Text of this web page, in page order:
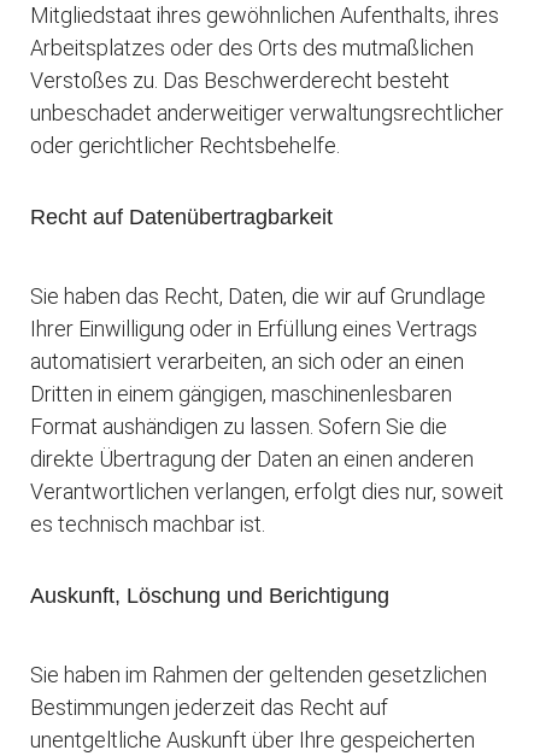
Mitgliedstaat ihres gewöhnlichen Aufenthalts, ihres
Arbeitsplatzes oder des Orts des mutmaßlichen
Verstoßes zu. Das Beschwerderecht besteht
unbeschadet anderweitiger verwaltungsrechtlicher
oder gerichtlicher Rechtsbehelfe.
Recht auf Daten­übertrag­barkeit
Sie haben das Recht, Daten, die wir auf Grundlage
Ihrer Einwilligung oder in Erfüllung eines Vertrags
automatisiert verarbeiten, an sich oder an einen
Dritten in einem gängigen, maschinenlesbaren
Format aushändigen zu lassen. Sofern Sie die
direkte Übertragung der Daten an einen anderen
Verantwortlichen verlangen, erfolgt dies nur, soweit
es technisch machbar ist.
Auskunft, Löschung und Berichtigung
Sie haben im Rahmen der geltenden gesetzlichen
Bestimmungen jederzeit das Recht auf
unentgeltliche Auskunft über Ihre gespeicherten